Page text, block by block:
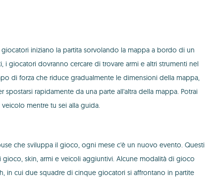
iniziano la partita sorvolando la mappa a bordo di un
dovranno cercare di trovare armi e altri strumenti nel
di forza che riduce gradualmente le dimensioni della mappa,
rapidamente da una parte all'altra della mappa. Potrai
mentre tu sei alla guida.
che sviluppa il gioco, ogni mese c'è un nuovo evento. Questi
skin, armi e veicoli aggiuntivi. Alcune modalità di gioco
in cui due squadre di cinque giocatori si affrontano in partite